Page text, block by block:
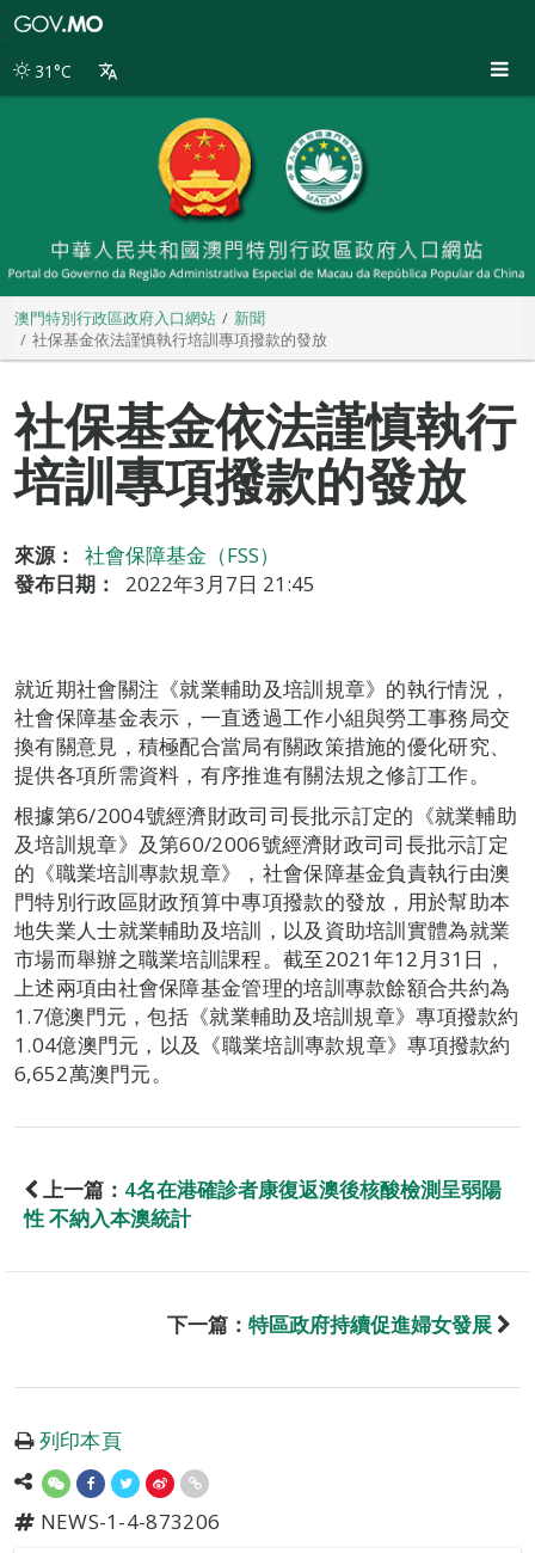
別
31°C
澳門特別行政區政府入口網站
新聞
社保基金依法謹慎執行培訓專項撥款的發放
社保基金依法謹慎執行
培訓專項撥款的發放
來源：
社會保障基金（FSS）
發布日期：
2022年3月7日 21:45
就近期社會關注《就業輔助及培訓規章》的執行情況，
社會保障基金表示，一直透過工作小組與勞工事務局交
換有關意見，積極配合當局有關政策措施的優化研究、
提供各項所需資料，有序推進有關法規之修訂工作。
根據第6/2004號經濟財政司司長批示訂定的《就業輔助
及培訓規章》及第60/2006號經濟財政司司長批示訂定
的《職業培訓專款規章》，社會保障基金負責執行由澳
門特別行政區財政預算中專項撥款的發放，用於幫助本
地失業人士就業輔助及培訓，以及資助培訓實體為就業
市場而舉辦之職業培訓課程。截至2021年12月31日，
上述兩項由社會保障基金管理的培訓專款餘額合共約為
1.7億澳門元，包括《就業輔助及培訓規章》專項撥款約
1.04億澳門元，以及《職業培訓專款規章》專項撥款約
6,652萬澳門元。
上一篇： 4名在港確診者康復返澳後核酸檢測呈弱陽
性 不納入本澳統計
下一篇： 特區政府持續促進婦女發展
列印本頁
NEWS-1-4-873206